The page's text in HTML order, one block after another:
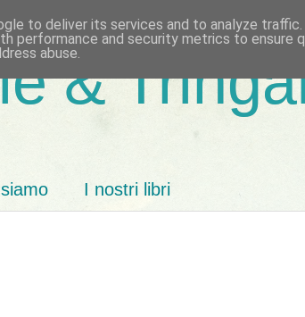
&
I nostri libri
to deliver its services and to analyze traffic.
performance and security metrics to ensure
abuse.